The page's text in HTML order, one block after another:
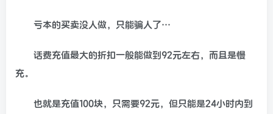
亏本的买卖没人做，只能骗人了…
话费充值最大的折扣一般能做到92元左右，而且是慢
充。
也就是充值100块，只需要92元，但只能是24小时内到